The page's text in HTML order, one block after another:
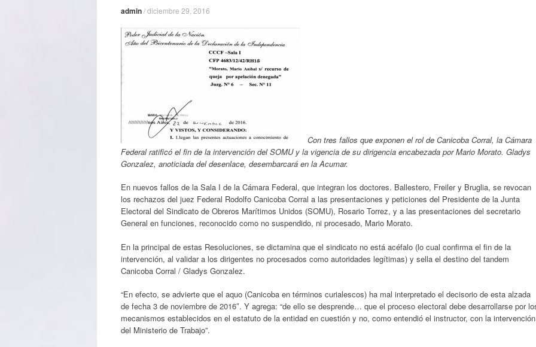
admin/diciembre 29, 2016
Con tres fallos que exponen el rol de Canicoba Corral, la Cámara
Federal ratificó el fin de la intervención del SOMU y la vigencia de su dirigencia encabezada por Mario Morato. Gladys
Gonzalez, anoticiada del desenlace, desembarcará en la Acumar.
En nuevos fallos de la Sala I de la Cámara Federal, que integran los doctores. Ballestero, Freiler y Bruglia, se revocan
los rechazos del juez Federal Rodolfo Canicoba Corral a las presentaciones y peticiones del Presidente de la Junta
Electoral del Sindicato de Obreros Marítimos Unidos (SOMU), Rosario Torrez, y a las presentaciones del secretario
General en funciones, reconocido como no suspendido, ni procesado, Mario Morato.
En la principal de estas Resoluciones, se dictamina que el sindicato no está acéfalo (lo cual confirma el fin de la
intervención, al validar a los dirigentes no procesados como autoridades legítimas) y sella el destino del tandem
Canicoba Corral / Gladys Gonzalez.
“En efecto, se advierte que el aquo (Canicoba en términos curialescos) ha mal interpretado el decisorio de esta alzada
de fecha 3 de noviembre de 2016″. Y agrega: “de ello se desprende… que el proceso electoral debe desarrollarse por
mecanismos establecidos en el estatuto de la entidad en cuestión y no, como entendió el instructor, con la intervención
del Ministerio de Trabajo”.